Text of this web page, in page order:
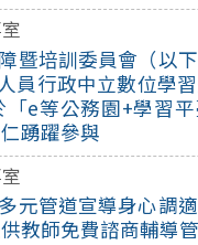
暨培訓委員會（以下
員行政中立數位學
e等公務園+學習
踴躍參與
元管道宣導身心調
教師免費諮商輔導